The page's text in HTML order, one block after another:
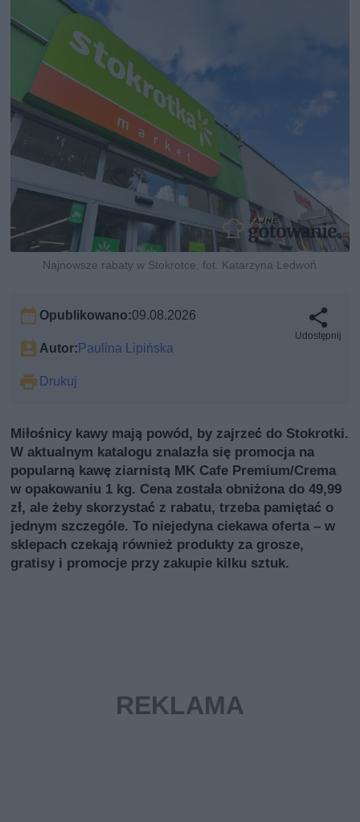
Najnowsze rabaty w Stokrotce, fot. Katarzyna Ledwoń
Opublikowano:09.08.2026
Autor:Paulina Lipińska
Drukuj
Udostępnij
Miłośnicy kawy mają powód, by zajrzeć do Stokrotki.
W aktualnym katalogu znalazła się promocja na
popularną kawę ziarnistą MK Cafe Premium/Crema
w opakowaniu 1 kg. Cena została obniżona do 49,99
zł, ale żeby skorzystać z rabatu, trzeba pamiętać o
jednym szczególe. To niejedyna ciekawa oferta – w
sklepach czekają również produkty za grosze,
gratisy i promocje przy zakupie kilku sztuk.